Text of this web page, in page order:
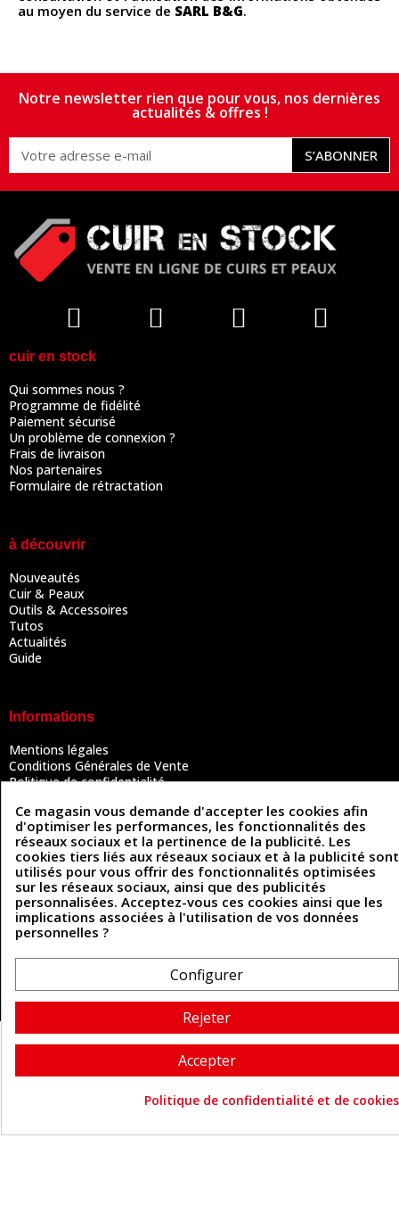
au moyen du service de SARL B&G.
Notre newsletter rien que pour vous, nos dernières
actualités & offres !
S’ABONNER
cuir en stock
Qui sommes nous ?
Programme de fidélité
Paiement sécurisé
Un problème de connexion ?
Frais de livraison
Nos partenaires
Formulaire de rétractation
à découvrir
Nouveautés
Cuir & Peaux
Outils & Accessoires
Tutos
Actualités
Guide
Informations
Mentions légales
Conditions Générales de Vente
Politique de confidentialité
Contactez-nous
Coordonnées
493 Chemin de Catougnac
81300 Graulhet
05 63 34 51 88
contact@cuirenstock.com
Cuirenstock © 2026 - Une création Quatrys 💙
Ce magasin vous demande d'accepter les cookies afin
d'optimiser les performances, les fonctionnalités des
réseaux sociaux et la pertinence de la publicité. Les
cookies tiers liés aux réseaux sociaux et à la publicité sont
utilisés pour vous offrir des fonctionnalités optimisées
sur les réseaux sociaux, ainsi que des publicités
personnalisées. Acceptez-vous ces cookies ainsi que les
implications associées à l'utilisation de vos données
personnelles ?
Configurer
Rejeter
Accepter
Politique de confidentialité et de cookies